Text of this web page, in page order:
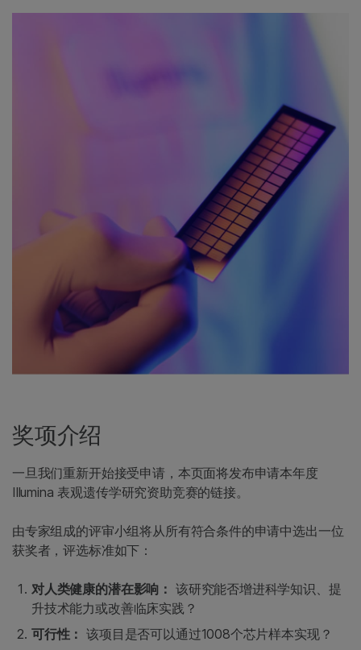
奖项介绍
一旦我们重新开始接受申请，本页面将发布申请本年度
Illumina 表观遗传学研究资助竞赛的链接。
由专家组成的评审小组将从所有符合条件的申请中选出一位
获奖者，评选标准如下：
对人类健康的潜在影响： 该研究能否增进科学知识、提
升技术能力或改善临床实践？
可行性： 该项目是否可以通过1008个芯片样本实现？